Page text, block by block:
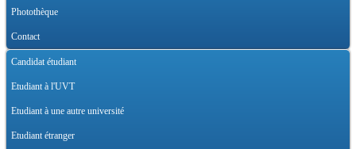
Photothèque
Contact
Candidat étudiant
Etudiant à l'UVT
Etudiant à une autre université
Etudiant étranger